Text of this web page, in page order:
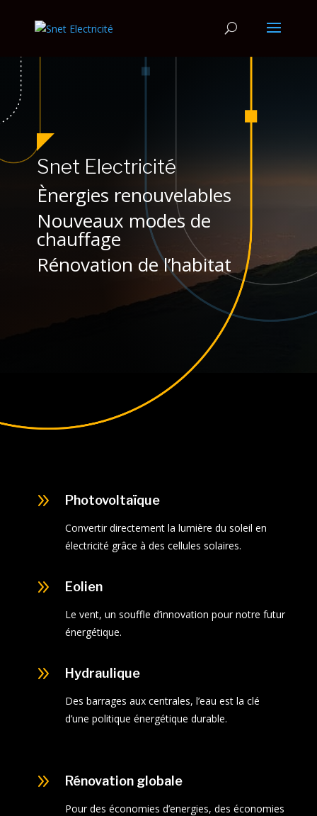
Snet Electricité
Ènergies renouvelables
Nouveaux modes de
chauffage
Rénovation de l’habitat
9 Photovoltaïque
Convertir directement la lumière du soleil en
électricité grâce à des cellules solaires.
9 Eolien
Le vent, un souffle d’innovation pour notre futur
énergétique.
9 Hydraulique
Des barrages aux centrales, l’eau est la clé
d’une politique énergétique durable.
9 Rénovation globale
Pour des économies d’energies, des économies